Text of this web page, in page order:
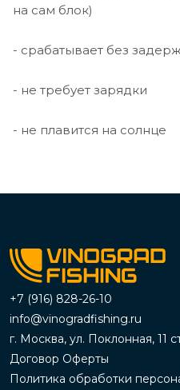
на сам блок)
- срабатывает без
- не требует зарядки
- не плавится на солнце
+7 (916) 828-26-10
info@vinogradfishing.ru
г. Москва, ул. Поклонная, 11
Договор Оферты
Политика обработки